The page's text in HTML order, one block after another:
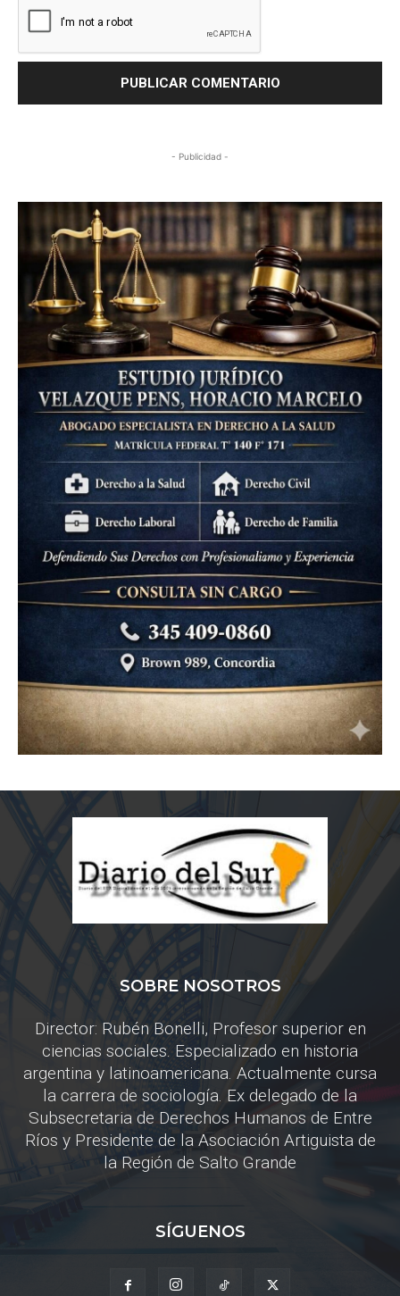
- Publicidad -
SOBRE NOSOTROS
Director: Rubén Bonelli, Profesor superior en
ciencias sociales. Especializado en historia
argentina y latinoamericana. Actualmente cursa
la carrera de sociología. Ex delegado de la
Subsecretaria de Derechos Humanos de Entre
Ríos y Presidente de la Asociación Artiguista de
la Región de Salto Grande
SÍGUENOS